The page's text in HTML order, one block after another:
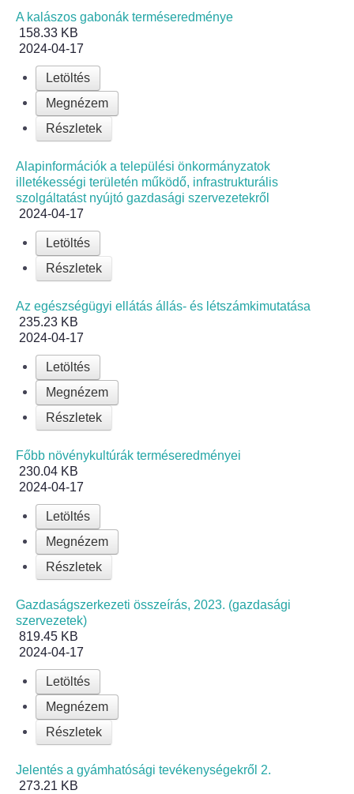
Látnivalók
Szállások
Egyházak, civilek
Református Egyház
Bölcskei női kar
Bölcskei Rákóczi Horgász Egyesület
Bölcskei Sportegyesület
Bölcskei Sólymok Íjász Baráti Kör
Amatőr Színjátszó Társulat Egyesület
Múló Évek Nyugdíjas Klub
Katolikus Egyház
Bölcskei Borbarát Egyesültet Klub
Bölcskei Néptánc Egyesület
Bölcskei Polgárőrség
Bölcskei Klímakör
HIVATAL
Szervezeti felépítés
Dokumentumok
Nyomtatványok
A kalászos gabonák terméseredménye
158.33 KB
2024-04-17
Letöltés
Megnézem
Részletek
Alapinformációk a települési önkormányzatok
illetékességi területén működő, infrastrukturális
szolgáltatást nyújtó gazdasági szervezetekről
2024-04-17
Letöltés
Részletek
Az egészségügyi ellátás állás- és létszámkimutatása
235.23 KB
2024-04-17
Letöltés
Megnézem
Részletek
Főbb növénykultúrák terméseredményei
230.04 KB
2024-04-17
Letöltés
Megnézem
Részletek
Gazdaságszerkezeti összeírás, 2023. (gazdasági
szervezetek)
819.45 KB
2024-04-17
Letöltés
Megnézem
Részletek
Jelentés a gyámhatósági tevékenységekről 2.
273.21 KB